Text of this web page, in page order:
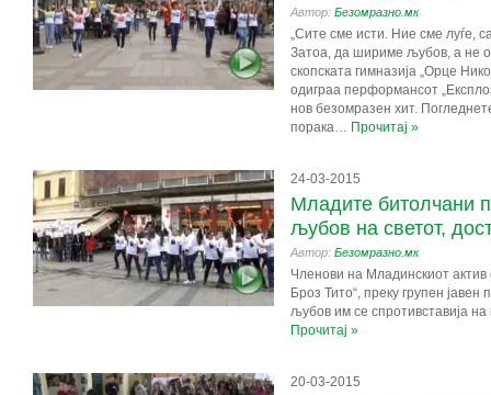
Автор: Безомразно.мк
„Сите сме исти. Ние сме луѓе,
Затоа, да шириме љубов, а не
скопската гимназија „Орце
одиграа перформансот
нов безомразен хит.
порака… Прочитај »
24-03-2015
Младите битолчани
љубов на светот,
Автор: Безомразно.мк
Членови на Младинскиот актив
Броз Тито“, преку групен
љубов им се спротивставија
Прочитај »
20-03-2015